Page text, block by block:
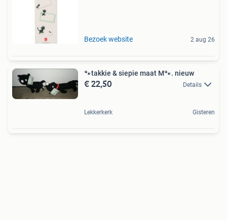
Bezoek website 2 aug 26
🐾takkie & siepie maat M🐾. nieuw
€ 22,50 Details
Lekkerkerk Gisteren